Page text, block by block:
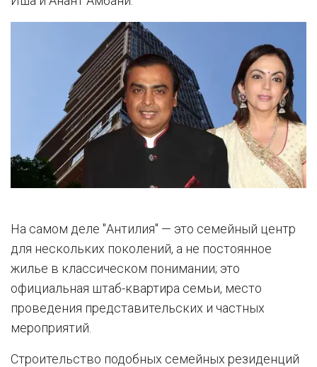
На самом деле "Антилия" — это семейный центр
для нескольких поколений, а не постоянное
жилье в классическом понимании; это
официальная штаб-квартира семьи, место
проведения представительских и частных
мероприятий.
Строительство подобных семейных резиденций